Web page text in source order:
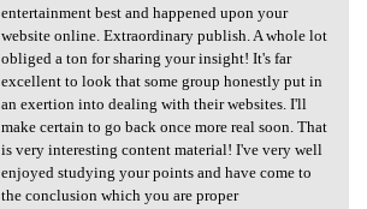
entertainment best and happened upon your
website online. Extraordinary publish. A whole lot
obliged a ton for sharing your insight! It's far
excellent to look that some group honestly put in
an exertion into dealing with their websites. I'll
make certain to go back once more real soon. That
is very interesting content material! I've very well
enjoyed studying your points and have come to
the conclusion which you are proper